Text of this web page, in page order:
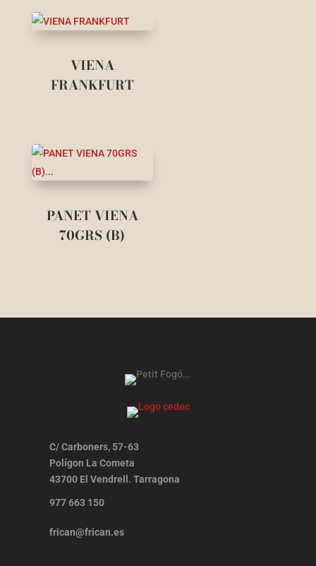
VIENA
FRANKFURT
PANET VIENA
70GRS (B)
C/ Carboners, 57-63
Polígon La Cometa
43700 El Vendrell. Tarragona
977 663 150
frican@frican.es